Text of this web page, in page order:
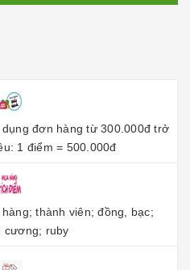
đơn hàng từ 300.000đ trở
1 điểm = 500.000đ
thành viên; đồng, bạc;
cương; ruby